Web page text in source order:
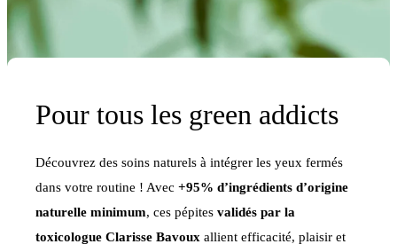
Pour tous les green addicts
Découvrez des soins naturels à intégrer les yeux fermés
dans votre routine ! Avec +95% d’ingrédients d’origine
naturelle minimum, ces pépites validés par la
toxicologue Clarisse Bavoux allient efficacité, plaisir et